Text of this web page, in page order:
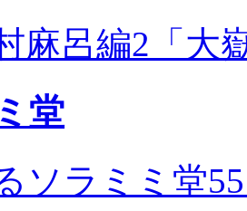
麻呂編2「大
堂
ソラミミ堂